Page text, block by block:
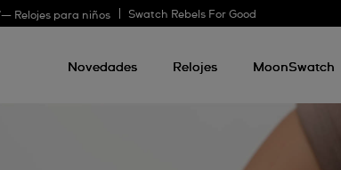
— Relojes para niños Swatch Rebels For Good
Novedades Relojes MoonSwatch